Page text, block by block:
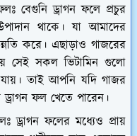
বেগুনি ড্রাগন ফলে প্রচুর
থাকে। যা আমাদের
করে। এছাড়াও গাজরের
সেই সকল ভিটামিন গুলো
তাই আপনি যদি গাজর
ফল খেতে পারেন।
ড্রাগন ফলের মধ্যেও প্রায়